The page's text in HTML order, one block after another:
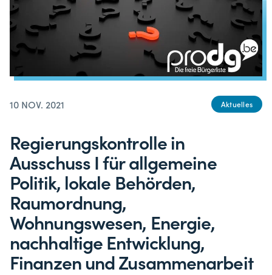
10 NOV. 2021 Aktuelles
Regierungskontrolle in
Ausschuss I für allgemeine
Politik, lokale Behörden,
Raumordnung,
Wohnungswesen, Energie,
nachhaltige Entwicklung,
Finanzen und Zusammenarbeit